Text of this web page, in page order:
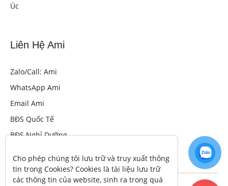
Úc
Liên Hệ Ami
Zalo/Call: Ami
WhatsApp Ami
Email Ami
BĐS Quốc Tế
BĐS Nghỉ Dưỡng
Cho phép chúng tôi lưu trữ và truy xuất thông
tin trong Cookies? Cookies là tài liệu lưu trữ
các thông tin của website, sinh ra trong quá